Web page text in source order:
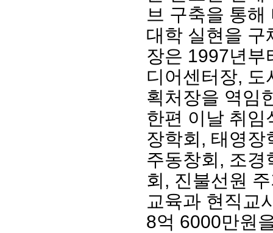
연혁·사업실적
역대 이사장
결산 공시
지부·
언론에
동창회
포토뉴
영상갤
브 구축을 통해
대학 실현을 구
장은 1997년부
디어센터장, 도
획처장을 역임
한편 이날 취임
장학회, 태영장
주동창회, 조경
회, 진불선원
교육과 현직교
8억 6000만원